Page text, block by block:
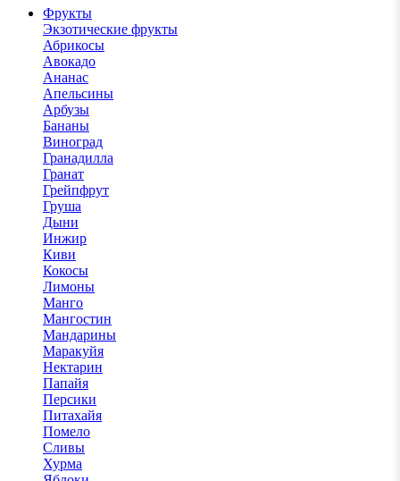
Фрукты
Экзотические фрукты
Абрикосы
Авокадо
Ананас
Апельсины
Арбузы
Бананы
Виноград
Гранадилла
Гранат
Грейпфрут
Груша
Дыни
Инжир
Киви
Кокосы
Лимоны
Манго
Мангостин
Мандарины
Маракуйя
Нектарин
Папайя
Персики
Питахайя
Помело
Сливы
Хурма